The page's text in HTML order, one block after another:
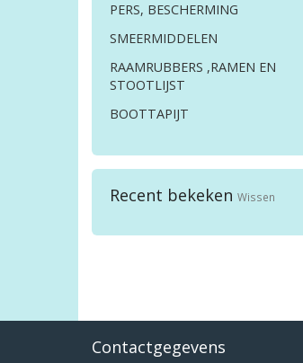
PERS, BESCHERMING
SMEERMIDDELEN
RAAMRUBBERS ,RAMEN EN
STOOTLIJST
BOOTTAPIJT
Recent bekeken Wissen
Contactgegevens